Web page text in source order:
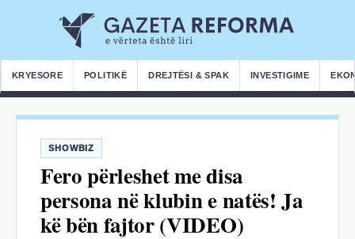
KRYESORE POLITIKË DREJTËSI & SPAK INVESTIGIME
SHOWBIZ
Fero përleshet me disa
persona në klubin e natës! Ja
kë bën fajtor (VIDEO)